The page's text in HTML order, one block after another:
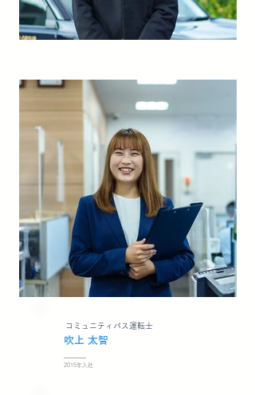
コミュニティバス運転士
吹上 太智
2015年入社